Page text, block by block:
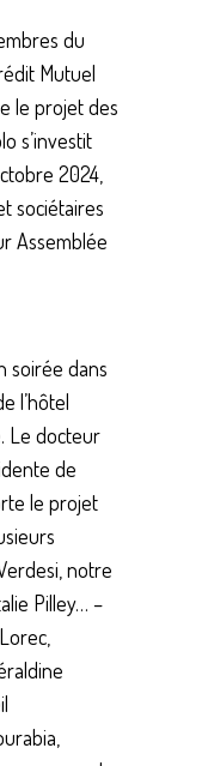
du
Mutuel
le projet des
s’investit
2024,
sociétaires
Assemblée
soirée dans
l’hôtel
Le docteur
de
le projet
notre
Pilley… –